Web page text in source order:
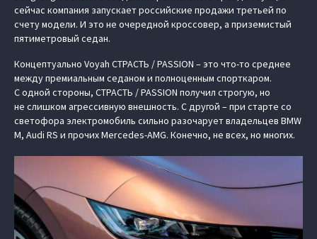
сейчас компания запускает российские продажи третьей по
счету модели. И это не очередной кроссовер, а приземистый
пятиметровый седан.
Концептуально Voyah СТРАСТЬ / PASSION – это что-то среднее
между премиальным седаном и полноценным спорткаром.
С одной стороны, СТРАСТЬ / PASSION получил строгую, но
не слишком агрессивную внешность. С другой – при старте со
светофора электромобиль сильно разочарует владельцев BMW
M, Audi RS и прочих Mercedes-AMG. Конечно, не всех, но многих.